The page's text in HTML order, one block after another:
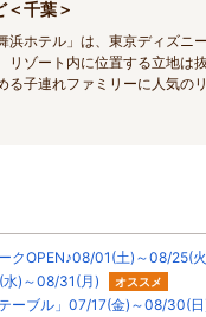
＜千葉＞
浜ホテル」は、東京ディズニ
リゾート内に位置する立地は
る子連れファミリーに人気の
トラン、そしてオフィシャル
クOPEN♪08/01(土)～08/25(
)～08/31(月) オススメ
ーブル」07/17(金)～08/30(